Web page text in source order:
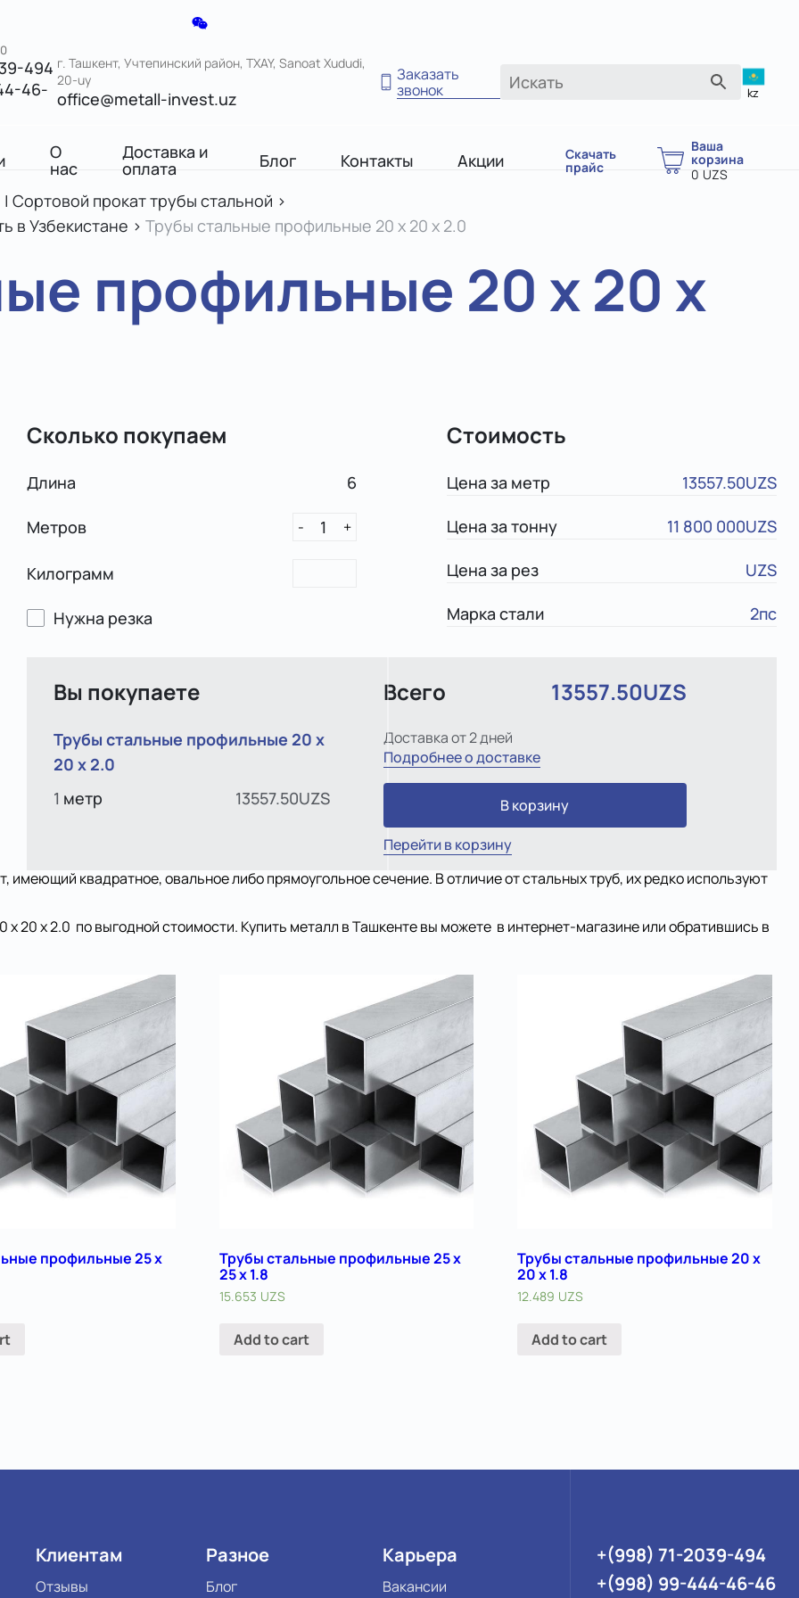
494
46-
г. Ташкент, Учтепинский район, TXAY, Sanoat Xududi,
20-uy
office@metall-invest.uz
Заказать
звонок
kz
О
нас
Доставка и
оплата Блог Контакты Акции Скачать
прайс
Ваша
корзина
0 UZS
Сортовой прокат трубы стальной >
в Узбекистане > Трубы стальные профильные 20 х 20 х 2.0
профильные 20 х 20 х
Сколько покупаем
Длина 6
Метров - 1 +
Килограмм
Нужна резка
Стоимость
Цена за метр 13557.50UZS
Цена за тонну 11 800 000UZS
Цена за рез UZS
Марка стали 2пс
Вы покупаете
Трубы стальные профильные 20 х
20 х 2.0
1 метр 13557.50UZS
Всего 13557.50UZS
Доставка от 2 дней
Подробнее о доставке
В корзину
Перейти в корзину
квадратное, овальное либо прямоугольное сечение. В отличие от стальных труб, их редко используют
20 х 2.0 по выгодной стоимости. Купить металл в Ташкенте вы можете в интернет-магазине или обратившись в
профильные 25 х
Трубы стальные профильные 25 х
25 х 1.8
15.653 UZS
Add to cart
Трубы стальные профильные 20 х
20 х 1.8
12.489 UZS
Add to cart
Клиентам
Отзывы
Разное
Блог
Карьера
Вакансии
+(998) 71-2039-494
+(998) 99-444-46-46